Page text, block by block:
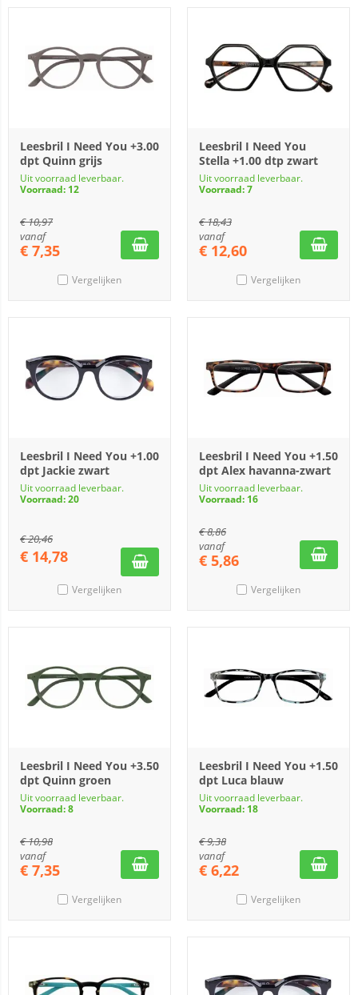
Leesbril I Need You +3.00
dpt Quinn grijs
Uit voorraad leverbaar.
Voorraad: 12
€10,97
vanaf
€ 7,35
Vergelijken
Leesbril I Need You
Stella +1.00 dtp zwart
Uit voorraad leverbaar.
Voorraad: 7
€18,43
vanaf
€ 12,60
Vergelijken
Leesbril I Need You +1.00
dpt Jackie zwart
Uit voorraad leverbaar.
Voorraad: 20
€20,46
€ 14,78
Vergelijken
Leesbril I Need You +1.50
dpt Alex havanna-zwart
Uit voorraad leverbaar.
Voorraad: 16
€8,86
vanaf
€ 5,86
Vergelijken
Leesbril I Need You +3.50
dpt Quinn groen
Uit voorraad leverbaar.
Voorraad: 8
€10,98
vanaf
€ 7,35
Vergelijken
Leesbril I Need You +1.50
dpt Luca blauw
Uit voorraad leverbaar.
Voorraad: 18
€9,38
vanaf
€ 6,22
Vergelijken